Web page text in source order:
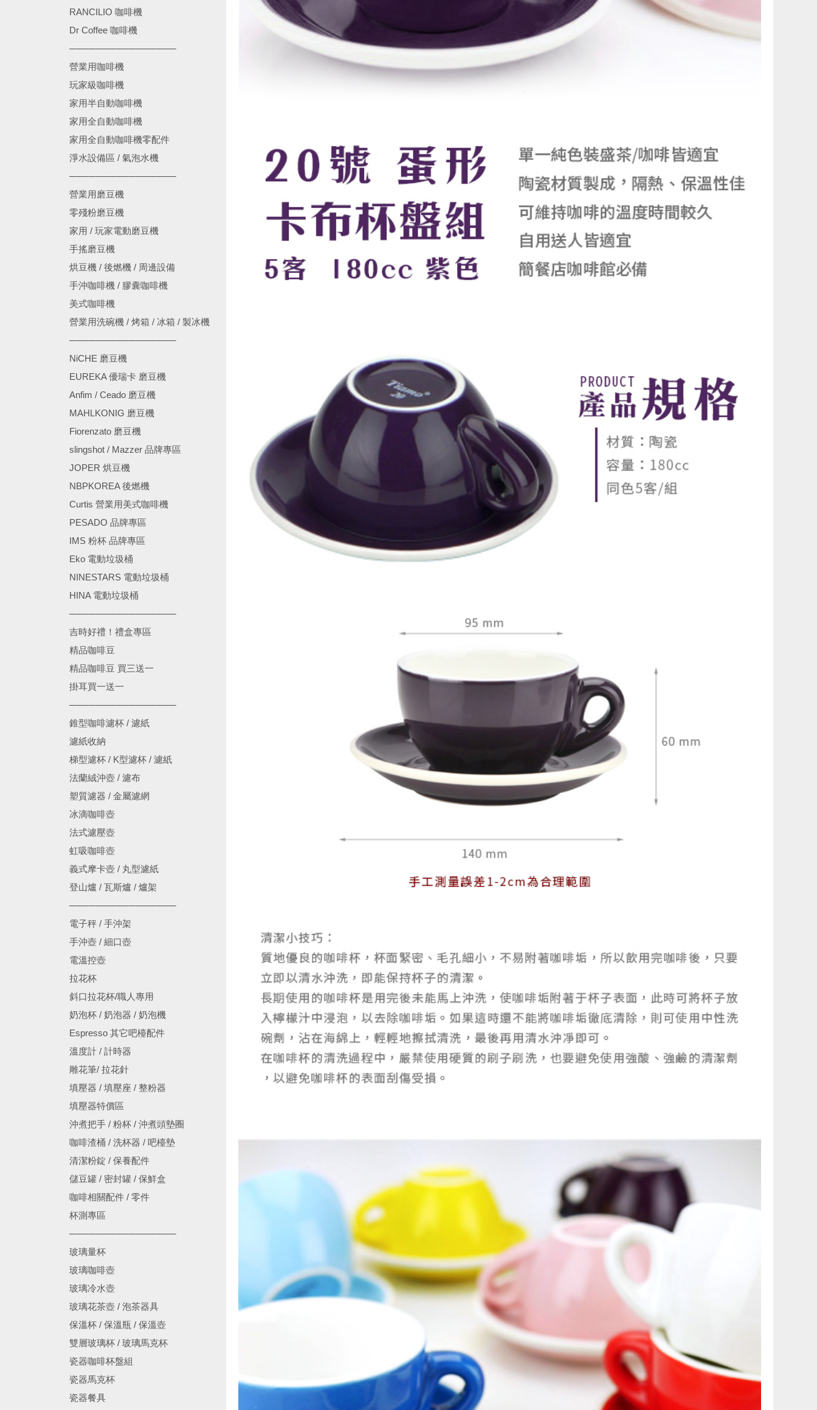
RANCILIO 咖啡機
Dr Coffee 咖啡機
────────────────
營業用咖啡機
玩家級咖啡機
家用半自動咖啡機
家用全自動咖啡機
家用全自動咖啡機零配件
淨水設備區 / 氣泡水機
────────────────
營業用磨豆機
零殘粉磨豆機
家用 / 玩家電動磨豆機
手搖磨豆機
烘豆機 / 後燃機 / 周邊設備
手沖咖啡機 / 膠囊咖啡機
美式咖啡機
營業用洗碗機 / 烤箱 / 冰箱 / 製冰機
────────────────
NiCHE 磨豆機
EUREKA 優瑞卡 磨豆機
Anfim / Ceado 磨豆機
MAHLKONIG 磨豆機
Fiorenzato 磨豆機
slingshot / Mazzer 品牌專區
JOPER 烘豆機
NBPKOREA 後燃機
Curtis 營業用美式咖啡機
PESADO 品牌專區
IMS 粉杯 品牌專區
Eko 電動垃圾桶
NINESTARS 電動垃圾桶
HINA 電動垃圾桶
────────────────
吉時好禮！禮盒專區
精品咖啡豆
精品咖啡豆 買三送一
掛耳買一送一
────────────────
錐型咖啡濾杯 / 濾紙
濾紙收納
梯型濾杯 / K型濾杯 / 濾紙
法蘭絨沖壺 / 濾布
塑質濾器 / 金屬濾網
冰滴咖啡壺
法式濾壓壺
虹吸咖啡壺
義式摩卡壺 / 丸型濾紙
登山爐 / 瓦斯爐 / 爐架
────────────────
電子秤 / 手沖架
手沖壺 / 細口壺
電溫控壺
拉花杯
斜口拉花杯/職人專用
奶泡杯 / 奶泡器 / 奶泡機
Espresso 其它吧檯配件
溫度計 / 計時器
雕花筆/ 拉花針
填壓器 / 填壓座 / 整粉器
填壓器特價區
沖煮把手 / 粉杯 / 沖煮頭墊圈
咖啡渣桶 / 洗杯器 / 吧檯墊
清潔粉錠 / 保養配件
儲豆罐 / 密封罐 / 保鮮盒
咖啡相關配件 / 零件
杯測專區
────────────────
玻璃量杯
玻璃咖啡壺
玻璃冷水壺
玻璃花茶壺 / 泡茶器具
保溫杯 / 保溫瓶 / 保溫壺
雙層玻璃杯 / 玻璃馬克杯
瓷器咖啡杯盤組
瓷器馬克杯
瓷器餐具